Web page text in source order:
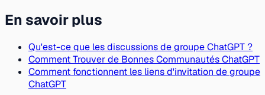
En savoir plus
Qu'est-ce que les discussions de groupe ChatGPT ?
Comment Trouver de Bonnes Communautés ChatGPT
Comment fonctionnent les liens d'invitation de groupe
ChatGPT